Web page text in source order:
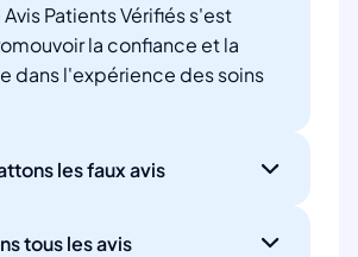
Patients Vérifiés s'est
la confiance et la
dans l'expérience des soins
les faux avis
tous les avis